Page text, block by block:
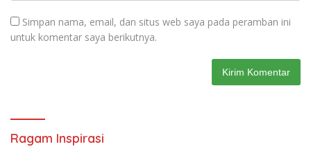
Simpan nama, email, dan situs web saya pada peramban ini
untuk komentar saya berikutnya.
Ragam Inspirasi